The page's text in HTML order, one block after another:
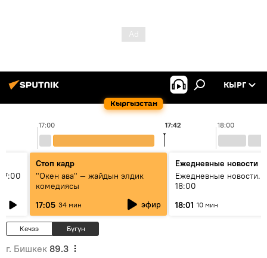
Кыргызстан
КЫРГ
17:00 18:00
17:42
Стоп кадр
"Окен ава" — жайдын элдик
комедиясы
17:05 34 мин эфир
Ежедневные новости
Ежедневные новости.
18:00
18:01 10 мин
Кечээ Бүгүн
г. Бишкек 89.3